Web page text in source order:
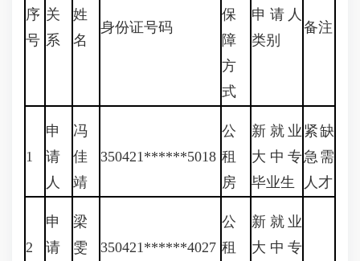
序
号
关
系
姓
名
身份证号码
保
障
方
式
申请人
类别
备注
1
申
请
人
冯
佳
靖
350421******5018
公
租
房
新就业
大中专
毕业生
紧缺
急需
人才
2
申
请
梁
雯
350421******4027
公
租
新就业
大中专